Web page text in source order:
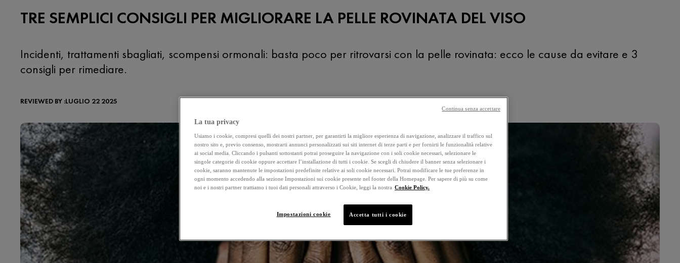
TRE SEMPLICI CONSIGLI PER MIGLIORARE LA PELLE ROVINATA DEL VISO
Incidenti, trattamenti sbagliati, scompensi ormonali: basta poco per ritrovarsi con la pelle rovinata: ecco le cause da evitare e 3
consigli per rimediare.
REVIEWED BY :LUGLIO 22 2025
La tua privacy
Usiamo i cookie, compresi quelli dei nostri partner, per garantirti la migliore esperienza di navigazione, analizzare il traffico sul
nostro sito e, previo consenso, mostrarti annunci personalizzati sui siti internet di terze parti e per fornirti le funzionalità relative
ai social media. Cliccando i pulsanti sottostanti potrai proseguire la navigazione con i soli cookie necessari, selezionare le
singole categorie di cookie oppure accettare l’installazione di tutti i cookie. Se scegli di chiudere il banner senza selezionare i
cookie, saranno mantenute le impostazioni predefinite relative ai soli cookie necessari. Potrai modificare le tue preferenze in
ogni momento accedendo alla sezione Impostazioni sui cookie presente nel footer della Homepage. Per sapere di più su come
noi e i nostri partner trattiamo i tuoi dati personali attraverso i Cookie, leggi la nostra Cookie Policy.
Impostazioni cookie Accetta tutti i cookie
Continua senza accettare